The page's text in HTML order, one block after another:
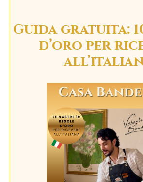
Guida gratuita:
d’oro per